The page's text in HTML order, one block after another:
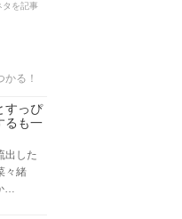
タを記事
る！
すっぴ
るも一
出した
々緒
…